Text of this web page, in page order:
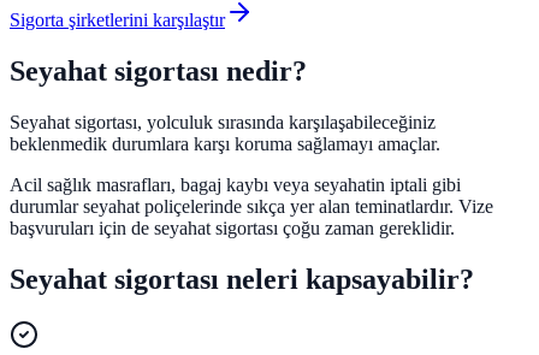
Sigorta şirketlerini karşılaştır
Seyahat sigortası nedir?
Seyahat sigortası, yolculuk sırasında karşılaşabileceğiniz
beklenmedik durumlara karşı koruma sağlamayı amaçlar.
Acil sağlık masrafları, bagaj kaybı veya seyahatin iptali gibi
durumlar seyahat poliçelerinde sıkça yer alan teminatlardır. Vize
başvuruları için de seyahat sigortası çoğu zaman gereklidir.
Seyahat sigortası neleri kapsayabilir?